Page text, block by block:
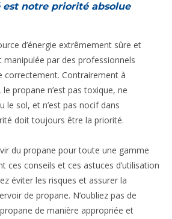
est notre priorité absolue
d’énergie extrêmement sûre et
manipulée par des professionnels
correctement. Contrairement à
le propane n’est pas toxique, ne
le sol, et n’est pas nocif dans
doit toujours être la priorité.
du propane pour toute une gamme
ces conseils et ces astuces d’utilisation
éviter les risques et assurer la
de propane. N’oubliez pas de
de manière appropriée et